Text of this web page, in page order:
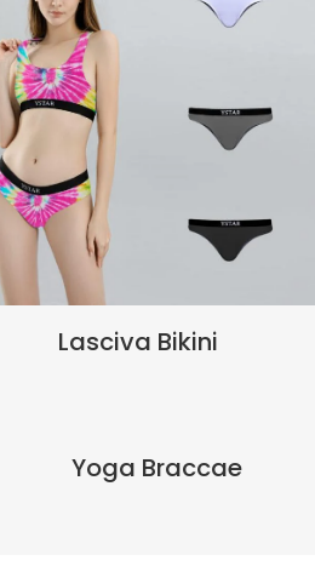
Lasciva Bikini
Yoga Braccae